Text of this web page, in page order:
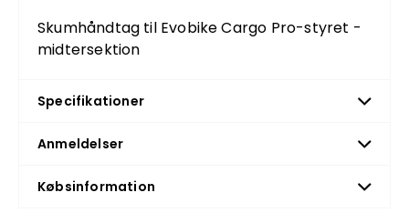
Skumhåndtag til Evobike Cargo Pro-styret -
midtersektion
Specifikationer
Anmeldelser
Købsinformation